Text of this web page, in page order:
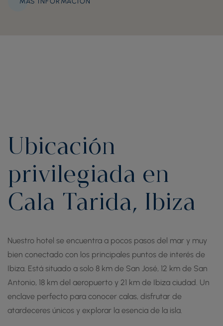
Ubicación
privilegiada en
Cala Tarida, Ibiza
Nuestro hotel se encuentra a pocos pasos del mar y muy
bien conectado con los principales puntos de interés de
Ibiza. Está situado a solo 8 km de San José, 12 km de San
Antonio, 18 km del aeropuerto y 21 km de Ibiza ciudad. Un
enclave perfecto para conocer calas, disfrutar de
atardeceres únicos y explorar la esencia de la isla.